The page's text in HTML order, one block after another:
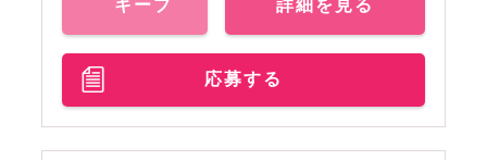
キープ 詳細を見る
応募する